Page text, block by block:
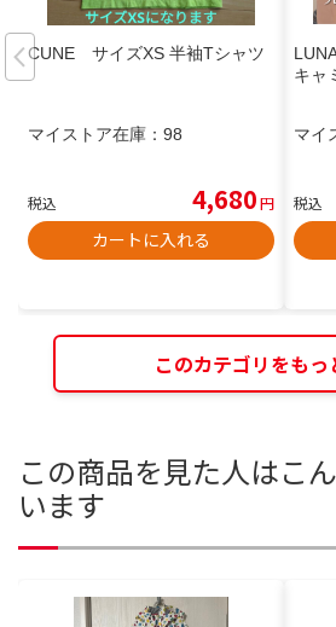
CUNE サイズXS 半袖Tシャツ
マイストア在庫： 98
税込 4,680円
カートに入れる
キャ
マイ
税込
このカテゴリをもっ
この商品を見た人はこ
います